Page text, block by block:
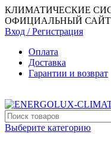
КЛИМАТИЧЕСКИЕ
ОФИЦИАЛЬНЫЙ САЙТ
Вход / Регистрация
Оплата
Доставка
Гарантии и возврат
Выберите категорию